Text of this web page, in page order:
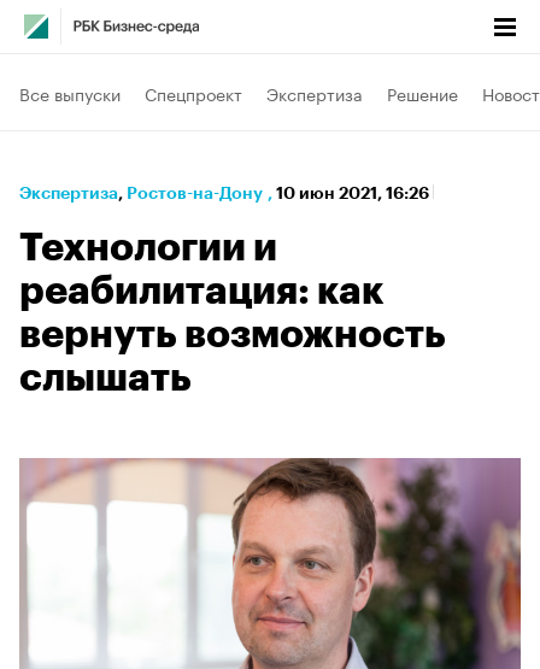
Все выпуски Спецпроект Экспертиза Решение
Экспертиза⁠, Ростов-на-Дону , 10 июн 2021, 16:26
Технологии и
реабилитация: как
вернуть возможность
слышать